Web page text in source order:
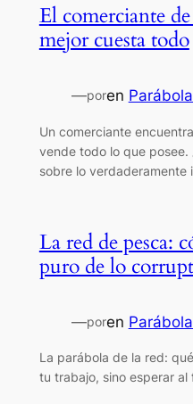
El comerciante
mejor cuesta todo
—poren
Un comerciante
vende todo lo que posee.
sobre lo verdaderamente
La red de pesca:
puro de lo
—poren
La parábola de la red:
tu trabajo, sino esperar al